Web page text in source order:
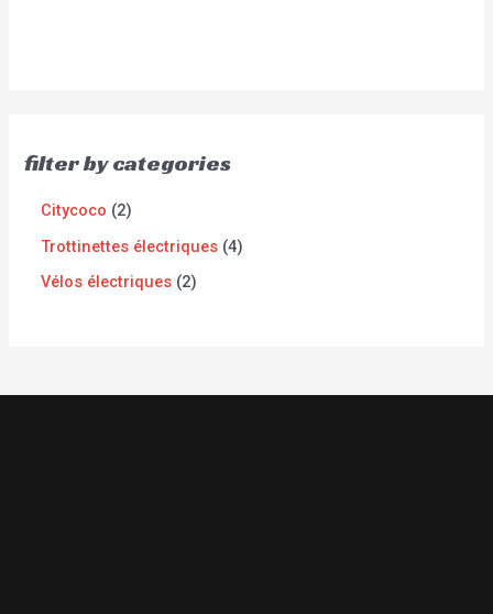
filter by categories
Citycoco 2
Trottinettes électriques 4
Vélos électriques 2